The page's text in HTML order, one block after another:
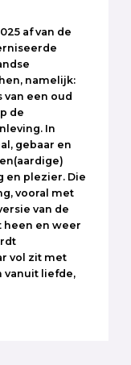
af van de
namelijk:
van een oud
de
In
gebaar en
en plezier. Die
vooral met
van de
heen en weer
vol zit met
vanuit liefde,